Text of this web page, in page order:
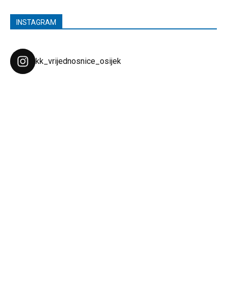
INSTAGRAM
kk_vrijednosnice_osijek